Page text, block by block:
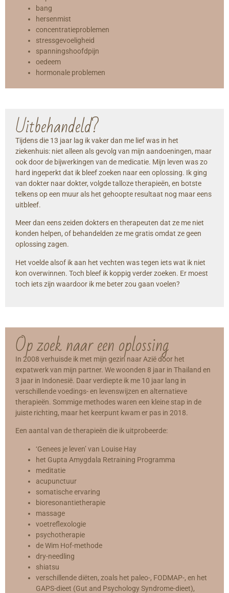
bang
hersenmist
concentratieproblemen
stressgevoeligheid
spanningshoofdpijn
oedeem
hormonale problemen
Uitbehandeld?
Tijdens die 13 jaar lag ik vaker dan me lief was in het
ziekenhuis: niet alleen als gevolg van mijn aandoeningen, maar
ook door de bijwerkingen van de medicatie. Mijn leven was zo
hard ingeperkt dat ik bleef zoeken naar een oplossing. Ik ging
van dokter naar dokter, volgde talloze therapieën, en botste
telkens op een muur als het gehoopte resultaat nog maar eens
uitbleef.
Meer dan eens zeiden dokters en therapeuten dat ze me niet
konden helpen, of behandelden ze me gratis omdat ze geen
oplossing zagen.
Het voelde alsof ik aan het vechten was tegen iets wat ik niet
kon overwinnen. Toch bleef ik koppig verder zoeken. Er moest
toch iets zijn waardoor ik me beter zou gaan voelen?
Op zoek naar een oplossing
In 2008 verhuisde ik met mijn gezin naar Azië door het
expatwerk van mijn partner. We woonden 8 jaar in Thailand en
3 jaar in Indonesië. Daar verdiepte ik me 10 jaar lang in
verschillende voedings- en levenswijzen en alternatieve
therapieën. Sommige methodes waren een kleine stap in de
juiste richting, maar het keerpunt kwam er pas in 2018.
Een aantal van de therapieën die ik uitprobeerde:
‘Genees je leven’ van Louise Hay
het Gupta Amygdala Retraining Programma
meditatie
acupunctuur
somatische ervaring
bioresonantietherapie
massage
voetreflexologie
psychotherapie
de Wim Hof-methode
dry-needling
shiatsu
verschillende diëten, zoals het paleo-, FODMAP-, en het
GAPS-dieet (Gut and Psychology Syndrome-dieet),